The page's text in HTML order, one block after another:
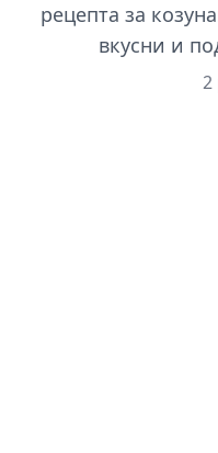
рецепта за
вкусни и
2